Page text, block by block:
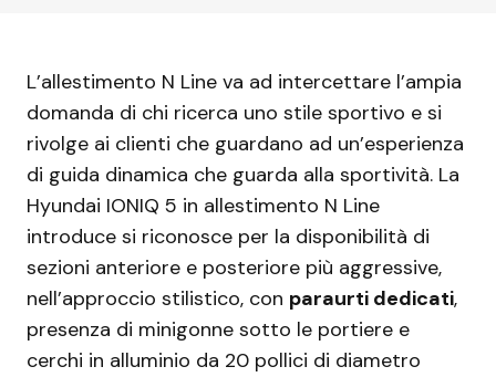
L’allestimento N Line va ad intercettare l’ampia
domanda di chi ricerca uno stile sportivo e si
rivolge ai clienti che guardano ad un’esperienza
di guida dinamica che guarda alla sportività. La
Hyundai IONIQ 5 in allestimento N Line
introduce si riconosce per la disponibilità di
sezioni anteriore e posteriore più aggressive,
nell’approccio stilistico, con paraurti dedicati,
presenza di minigonne sotto le portiere e
cerchi in alluminio da 20 pollici di diametro